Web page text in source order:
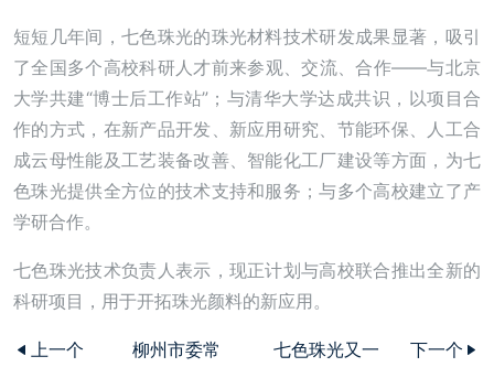
短短几年间，七色珠光的珠光材料技术研发成果显著，吸引
了全国多个高校科研人才前来参观、交流、合作——与北京
大学共建“博士后工作站”；与清华大学达成共识，以项目合
作的方式，在新产品开发、新应用研究、节能环保、人工合
成云母性能及工艺装备改善、智能化工厂建设等方面，为七
色珠光提供全方位的技术支持和服务；与多个高校建立了产
学研合作。
七色珠光技术负责人表示，现正计划与高校联合推出全新的
科研项目，用于开拓珠光颜料的新应用。
上一个
柳州市委常
七色珠光又一
下一个